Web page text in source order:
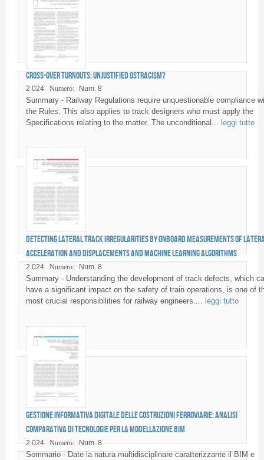
Cross-over turnouts: unjustified ostracism?
2 024 Numero: Num. 8
Summary - Railway Regulations require unquestionable compliance
the Rules. This also applies to track designers who must apply the
Specifications relating to the matter. The unconditional... leggi tutto
Detecting lateral track irregularities by onboard measurements of
acceleration and displacements and Machine Learning algorithms
2 024 Numero: Num. 8
Summary - Understanding the development of track defects, which
have a significant impact on the safety of train operations, is one of
most crucial responsibilities for railway engineers.... leggi tutto
Gestione informativa digitale delle costruzioni ferroviarie: analisi
comparativa di tecnologie per la modellazione BIM
2 024 Numero: Num. 8
Sommario - Date la natura multidisciplinare caratterizzante il BIM e